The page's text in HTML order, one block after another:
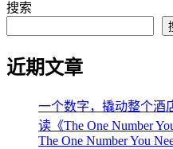
搜索
近期文章
一个数字，撬动整个
读《The One Number
The One Number You